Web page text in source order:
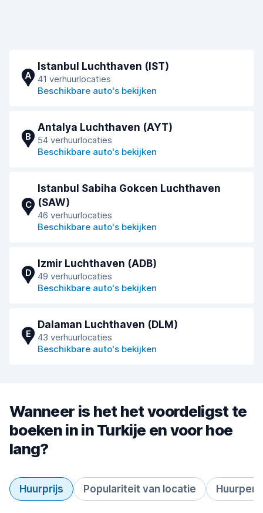
A
Istanbul Luchthaven (IST)
41 verhuurlocaties
Beschikbare auto's bekijken
B
Antalya Luchthaven (AYT)
54 verhuurlocaties
Beschikbare auto's bekijken
C
Istanbul Sabiha Gokcen Luchthaven
(SAW)
46 verhuurlocaties
Beschikbare auto's bekijken
D
Izmir Luchthaven (ADB)
49 verhuurlocaties
Beschikbare auto's bekijken
E
Dalaman Luchthaven (DLM)
43 verhuurlocaties
Beschikbare auto's bekijken
Wanneer is het het voordeligst te
boeken in in Turkije en voor hoe
lang?
Huurprijs Populariteit van locatie